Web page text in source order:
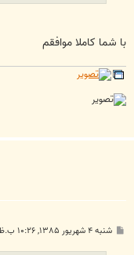
با شما کاملا موافقم
پ شنبه ۴ شهریور ۱۳۸۵, ۱۰:۲۶ ب.ظ